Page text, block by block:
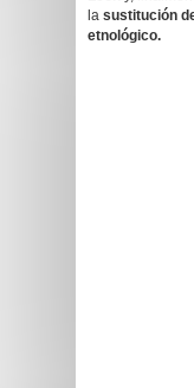
la sustitución
etnológico.